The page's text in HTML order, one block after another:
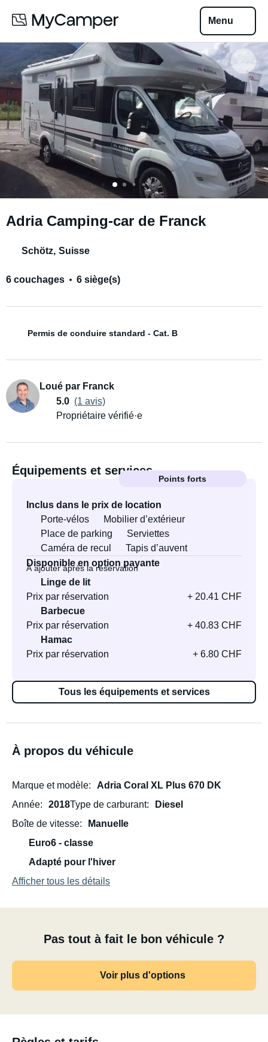
Menu
Adria Camping-car de Franck
Schötz, Suisse
6 couchages 6 siège(s)
Permis de conduire standard - Cat. B
Loué par Franck
5.0 (1 avis)
Propriétaire vérifié·e
Équipements et services
Points forts
Inclus dans le prix de location
Porte-vélos
Mobilier d’extérieur
Place de parking
Serviettes
Caméra de recul
Tapis d’auvent
Disponible en option payante
À ajouter après la réservation
Linge de lit
Prix par réservation
+ 20.41 CHF
Barbecue
Prix par réservation
+ 40.83 CHF
Hamac
Prix par réservation
+ 6.80 CHF
Tous les équipements et services
À propos du véhicule
Marque et modèle
Adria Coral XL Plus 670 DK
Année
2018Type de carburant
Diesel
Boîte de vitesse
Manuelle
Euro6 - classe
Adapté pour l'hiver
Afficher tous les détails
Pas tout à fait le bon véhicule ?
Voir plus d'options